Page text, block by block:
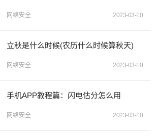
网络安全 2023-03-10
立秋是什么时候(农历什么时候算秋天)
网络安全 2023-03-10
手机APP教程篇：闪电估分怎么用
网络安全 2023-03-10